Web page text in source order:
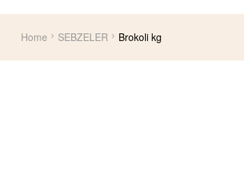
Home SEBZELER Brokoli kg